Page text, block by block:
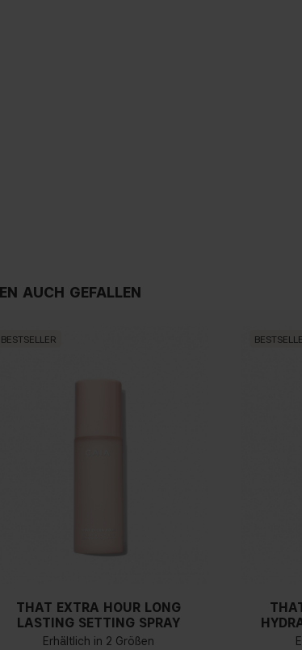
AUCH GEFALLEN
BESTSELLER
THAT EXTRA HOUR LONG
LASTING SETTING SPRAY
Erhältlich in 2 Größen